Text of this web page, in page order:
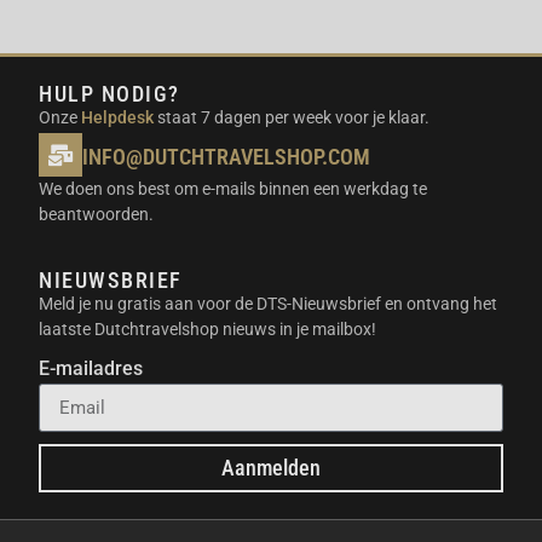
eenvoudig je smartphone op het oplaadpaneel.
Bovendien biedt hetgelijktijdig opladen van
meerdere apparaten. Dit is perfect voor de moderne
gebruiker. Desnelheid van het opladenis ook een
groot pluspunt. Je hoeft nooit lang te wachten. De
draagbaar. Dit station is speciaal ontworpen voor
jouw gemak en veiligheid.
GEBRUIKSSCENARIO’S
Kamperen en buitenactiviteiten:
verlicht en je gadgets opgeladen.
Noodstroomvoorziening:Wees voorbereid op
stroomuitval thuis of op kantoor.
Reizen en onderweg:Laad je laptop, camera
HULP NODIG?
Onze Helpdesk staat 7 dagen per week voor je klaar.
INFO@DUTCHTRAVELSHOP.COM
We doen ons best om e-mails binnen een werkdag te
beantwoorden.
NIEUWSBRIEF
Meld je nu gratis aan voor de DTS-Nieuwsbrief en ontvang het
laatste Dutchtravelshop nieuws in je mailbox!
E-mailadres
Aanmelden